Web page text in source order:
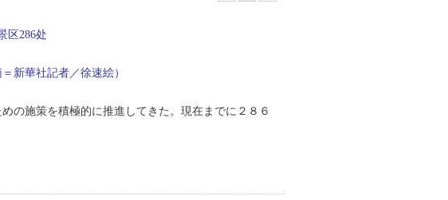
新華社記者／徐速絵）
の施策を積極的に推進してきた。現在までに２８６